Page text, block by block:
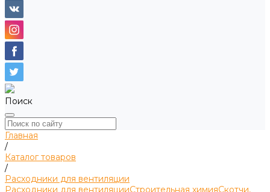
Поиск
Главная
/
Каталог товаров
/
Расходники для вентиляции
Расходники для вентиляцииСтроительная химияСкотчи,